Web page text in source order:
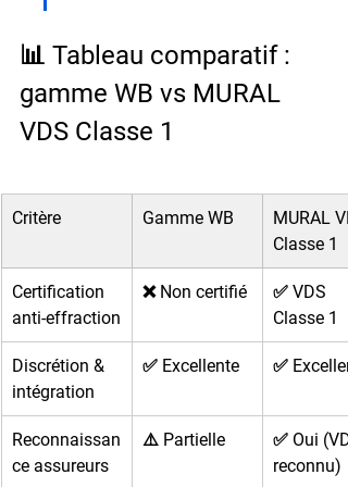
📊 Tableau comparatif :
gamme WB vs MURAL
VDS Classe 1
Critère Gamme WB
MURAL
Classe 1
Certification
anti-effraction
❌ Non certifié
✅ VDS
Classe 1
Discrétion &
intégration
✅ Excellente ✅
Reconnaissan
ce assureurs
⚠️ Partielle
✅ Oui
reconnu)